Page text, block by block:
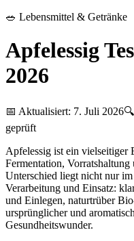
🥗 Lebensmittel & Getränke
Apfelessig
2026
📅 Aktualisiert: 7. Juli 2026🔍
geprüft
Apfelessig ist ein vielseitiger
Fermentation,
Unterschied liegt nicht nur
Verarbeitung und Einsatz:
und Einlegen, naturtrüber
ursprünglicher und
Gesundheitswunder.